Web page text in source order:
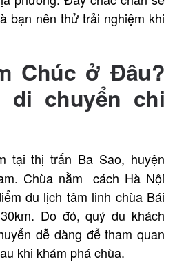
bạn nên thử trải nghiệm khi
Chúc ở Đâu?
di chuyển chi
tại thị trấn Ba Sao, huyện
Chùa nằm cách Hà Nội
du lịch tâm linh chùa Bái
Do đó, quý du khách
dễ dàng để tham quan
khi khám phá chùa.